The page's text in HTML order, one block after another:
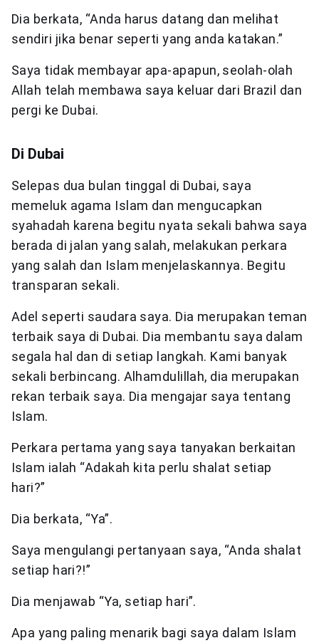
Dia berkata, “Anda harus datang dan melihat
sendiri jika benar seperti yang anda katakan.”
Saya tidak membayar apa-apapun, seolah-olah
Allah telah membawa saya keluar dari Brazil dan
pergi ke Dubai.
Di Dubai
Selepas dua bulan tinggal di Dubai, saya
memeluk agama Islam dan mengucapkan
syahadah karena begitu nyata sekali bahwa saya
berada di jalan yang salah, melakukan perkara
yang salah dan Islam menjelaskannya. Begitu
transparan sekali.
Adel seperti saudara saya. Dia merupakan teman
terbaik saya di Dubai. Dia membantu saya dalam
segala hal dan di setiap langkah. Kami banyak
sekali berbincang. Alhamdulillah, dia merupakan
rekan terbaik saya. Dia mengajar saya tentang
Islam.
Perkara pertama yang saya tanyakan berkaitan
Islam ialah “Adakah kita perlu shalat setiap
hari?”
Dia berkata, “Ya”.
Saya mengulangi pertanyaan saya, “Anda shalat
setiap hari?!”
Dia menjawab “Ya, setiap hari”.
Apa yang paling menarik bagi saya dalam Islam